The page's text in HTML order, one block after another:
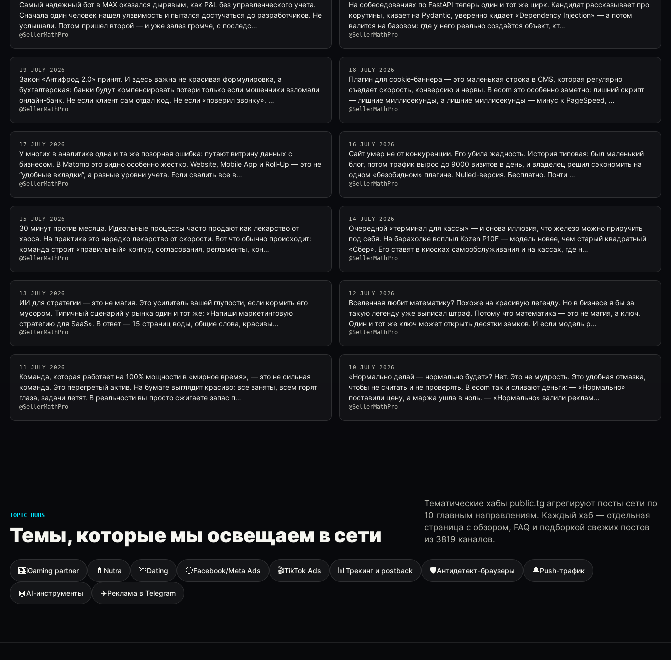
Самый надежный бот в MAX оказался дырявым, как P&L без управленческого учета.
Сначала один человек нашел уязвимость и пытался достучаться до разработчиков. Не
услышали. Потом пришел второй — и уже залез громче, с последс…
@SellerMathPro
На собеседованиях по FastAPI теперь один и тот же цирк. Кандидат рассказывает про
корутины, кивает на Pydantic, уверенно кидает «Dependency Injection» — а потом
валится на базовом: где у него реально создаётся объект, кт…
@SellerMathPro
19 JULY 2026
Закон «Антифрод 2.0» принят. И здесь важна не красивая формулировка, а
бухгалтерская: банки будут компенсировать потери только если мошенники взломали
онлайн-банк. Не если клиент сам отдал код. Не если «поверил звонку». …
@SellerMathPro
18 JULY 2026
Плагин для cookie-баннера — это маленькая строка в CMS, которая регулярно
съедает скорость, конверсию и нервы. В ecom это особенно заметно: лишний скрипт
— лишние миллисекунды, а лишние миллисекунды — минус к PageSpeed, …
@SellerMathPro
17 JULY 2026
У многих в аналитике одна и та же позорная ошибка: путают витрину данных с
бизнесом. В Matomo это видно особенно жестко. Website, Mobile App и Roll-Up — это не
“удобные вкладки”, а разные уровни учета. Если свалить все в…
@SellerMathPro
16 JULY 2026
Сайт умер не от конкуренции. Его убила жадность. История типовая: был маленький
блог, потом трафик вырос до 9000 визитов в день, и владелец решил сэкономить на
одном «безобидном» плагине. Nulled-версия. Бесплатно. Почти …
@SellerMathPro
15 JULY 2026
30 минут против месяца. Идеальные процессы часто продают как лекарство от
хаоса. На практике это нередко лекарство от скорости. Вот что обычно происходит:
команда строит «правильный» контур, согласования, регламенты, кон…
@SellerMathPro
14 JULY 2026
Очередной «терминал для кассы» — и снова иллюзия, что железо можно приручить
под себя. На барахолке всплыл Kozen P10F — модель новее, чем старый квадратный
«Сбер». Его ставят в киосках самообслуживания и на кассах, где н…
@SellerMathPro
13 JULY 2026
ИИ для стратегии — это не магия. Это усилитель вашей глупости, если кормить его
мусором. Типичный сценарий у рынка один и тот же: «Напиши маркетинговую
стратегию для SaaS». В ответ — 15 страниц воды, общие слова, красивы…
@SellerMathPro
12 JULY 2026
Вселенная любит математику? Похоже на красивую легенду. Но в бизнесе я бы за
такую легенду уже выписал штраф. Потому что математика — это не магия, а ключ.
Один и тот же ключ может открыть десятки замков. И если модель р…
@SellerMathPro
11 JULY 2026
Команда, которая работает на 100% мощности в «мирное время», — это не сильная
команда. Это перегретый актив. На бумаге выглядит красиво: все заняты, всем горят
глаза, задачи летят. В реальности вы просто сжигаете запас п…
@SellerMathPro
10 JULY 2026
«Нормально делай — нормально будет»? Нет. Это не мудрость. Это удобная отмазка,
чтобы не считать и не проверять. В ecom так и сливают деньги: — «Нормально»
поставили цену, а маржа ушла в ноль. — «Нормально» залили реклам…
@SellerMathPro
TOPIC HUBS
Темы, которые мы освещаем в сети
Тематические хабы public.tg агрегируют посты сети по
10 главным направлениям. Каждый хаб — отдельная
страница с обзором, FAQ и подборкой свежих постов
из 3819 каналов.
🎰iGaming partner 💊 Nutra 💘Dating 🔵Facebook/Meta Ads 🎬TikTok Ads 📊Трекинг и postback 🛡Антидетект-браузеры 🔔Push-трафик
🤖AI-инструменты ✈️Реклама в Telegram